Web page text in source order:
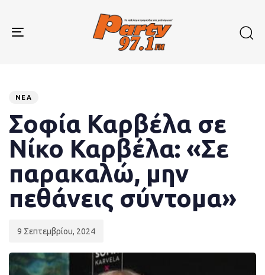
primary
Toggle
ΝΈΑ
Σοφία Καρβέλα σε
Νίκο Καρβέλα: «Σε
παρακαλώ, μην
πεθάνεις σύντομα»
9 Σεπτεμβρίου, 2024